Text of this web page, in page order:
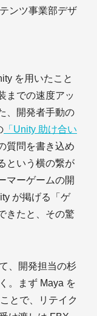
ンツ事業部デザ
を用いたこと
までの速度アッ
、開発者手動の
「Unity 助け合い
質問を書き込め
という横の繋が
マーゲームの開
が掲げる「ゲ
きたと、その驚
、開発担当の杉
。まず Maya を
とで、リテイク